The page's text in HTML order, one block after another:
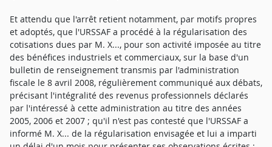
Et attendu que l'arrêt retient notamment, par motifs propres
et adoptés, que l'URSSAF a procédé à la régularisation des
cotisations dues par M. X..., pour son activité imposée au titre
des bénéfices industriels et commerciaux, sur la base d'un
bulletin de renseignement transmis par l'administration
fiscale le 8 avril 2008, régulièrement communiqué aux débats,
précisant l'intégralité des revenus professionnels déclarés
par l'intéressé à cette administration au titre des années
2005, 2006 et 2007 ; qu'il n'est pas contesté que l'URSSAF a
informé M. X... de la régularisation envisagée et lui a imparti